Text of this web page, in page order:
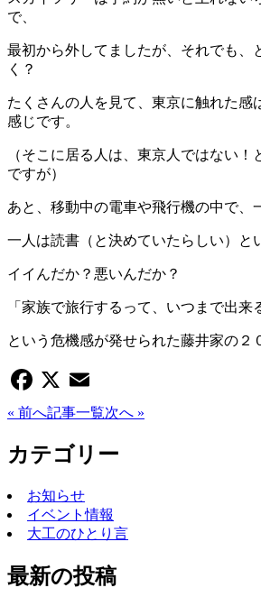
で、
最初から外してましたが、それでも、
く？
たくさんの人を見て、東京に触れた感
感じです。
（そこに居る人は、東京人ではない！
ですが）
あと、移動中の電車や飛行機の中で、
一人は読書（と決めていたらしい）
イイんだか？悪いんだか？
「家族で旅行するって、いつまで出来
という危機感が発せられた藤井家の２
Facebook
X Email
« 前へ記事一覧次へ »
カテゴリー
お知らせ
イベント情報
大工のひとり言
最新の投稿